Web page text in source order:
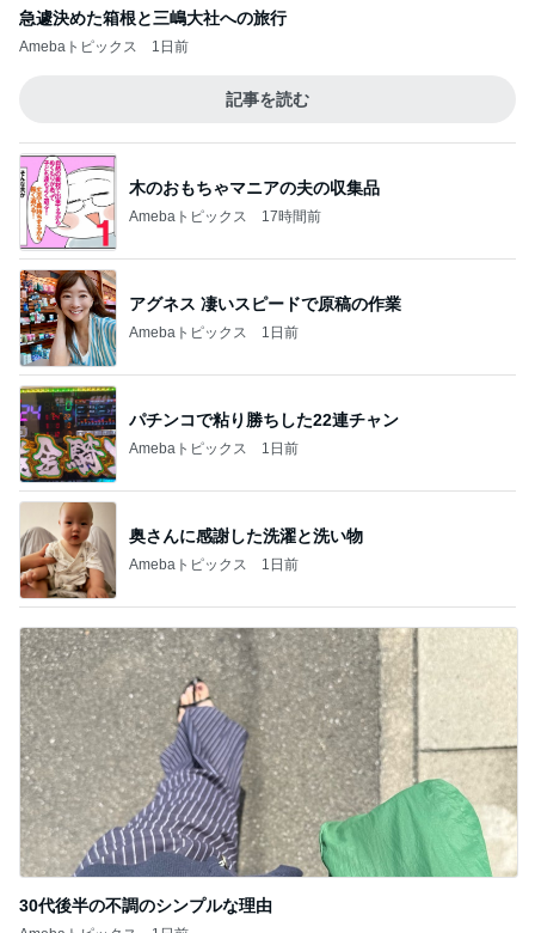
急遽決めた箱根と三嶋大社への旅行
Amebaトピックス 1日前
記事を読む
木のおもちゃマニアの夫の収集品
Amebaトピックス 17時間前
アグネス 凄いスピードで原稿の作業
Amebaトピックス 1日前
パチンコで粘り勝ちした22連チャン
Amebaトピックス 1日前
奥さんに感謝した洗濯と洗い物
Amebaトピックス 1日前
30代後半の不調のシンプルな理由